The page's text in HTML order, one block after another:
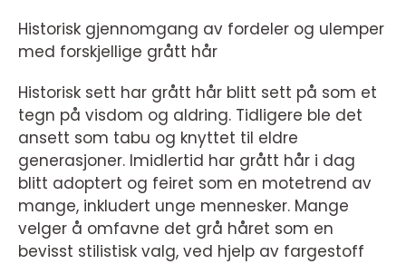
Historisk gjennomgang av fordeler og ulemper
med forskjellige grått hår
Historisk sett har grått hår blitt sett på som et
tegn på visdom og aldring. Tidligere ble det
ansett som tabu og knyttet til eldre
generasjoner. Imidlertid har grått hår i dag
blitt adoptert og feiret som en motetrend av
mange, inkludert unge mennesker. Mange
velger å omfavne det grå håret som en
bevisst stilistisk valg, ved hjelp av fargestoff